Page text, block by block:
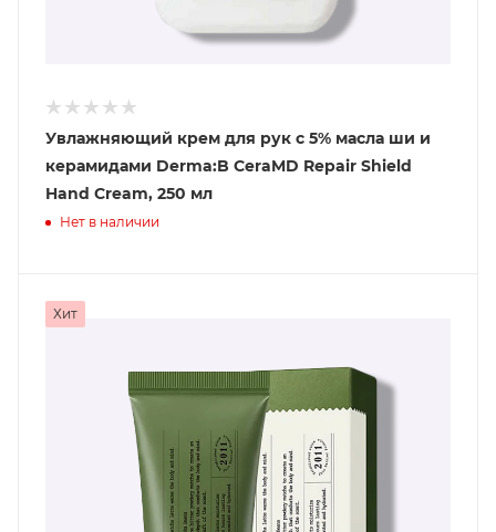
Увлажняющий крем для рук с 5% масла ши и
керамидами Derma:B CeraMD Repair Shield
Hand Cream, 250 мл
Нет в наличии
Хит